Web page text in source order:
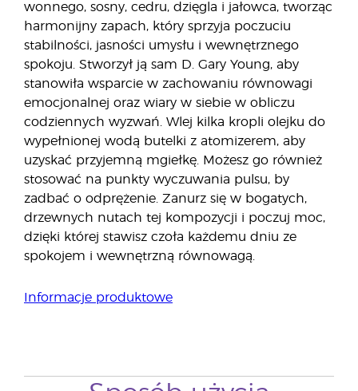
wonnego, sosny, cedru, dzięgla i jałowca, tworząc
harmonijny zapach, który sprzyja poczuciu
stabilności, jasności umysłu i wewnętrznego
spokoju. Stworzył ją sam D. Gary Young, aby
stanowiła wsparcie w zachowaniu równowagi
emocjonalnej oraz wiary w siebie w obliczu
codziennych wyzwań. Wlej kilka kropli olejku do
wypełnionej wodą butelki z atomizerem, aby
uzyskać przyjemną mgiełkę. Możesz go również
stosować na punkty wyczuwania pulsu, by
zadbać o odprężenie. Zanurz się w bogatych,
drzewnych nutach tej kompozycji i poczuj moc,
dzięki której stawisz czoła każdemu dniu ze
spokojem i wewnętrzną równowagą.
Informacje produktowe